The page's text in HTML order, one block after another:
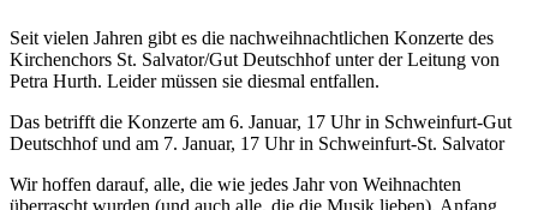
Seit vielen Jahren gibt es die nachweihnachtlichen Konzerte des
Kirchenchors St. Salvator/Gut Deutschhof unter der Leitung von
Petra Hurth. Leider müssen sie diesmal entfallen.
Das betrifft die Konzerte am 6. Januar, 17 Uhr in Schweinfurt-Gut
Deutschhof und am 7. Januar, 17 Uhr in Schweinfurt-St. Salvator
Wir hoffen darauf, alle, die wie jedes Jahr von Weihnachten